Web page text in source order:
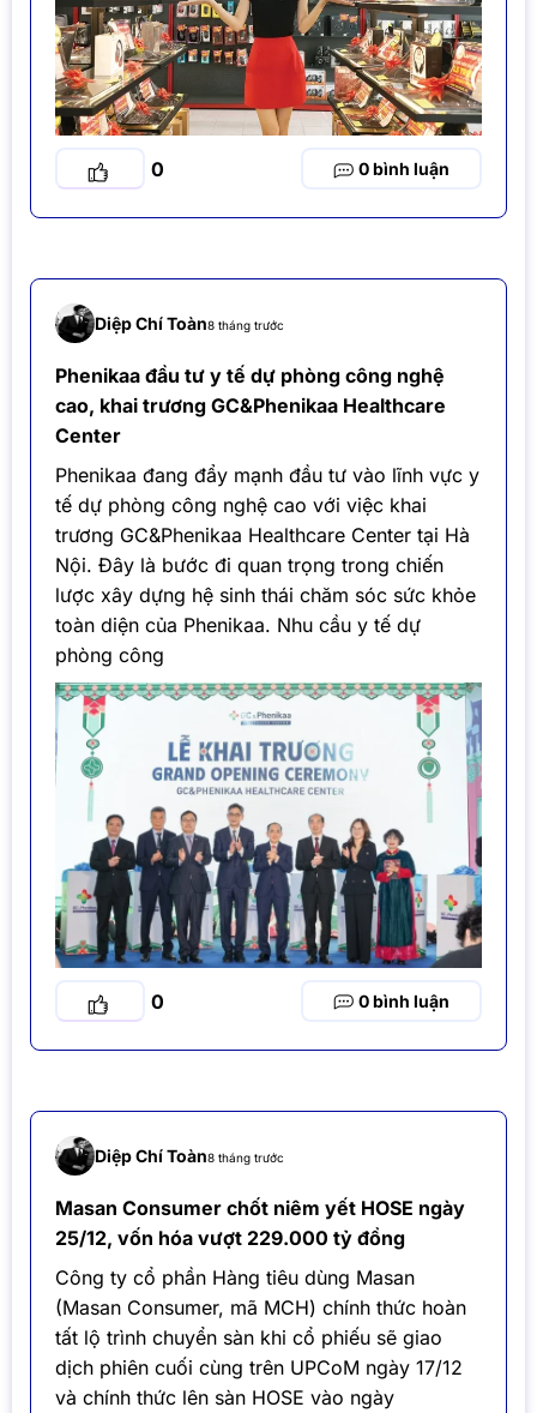
0 0
Diệp Chí Toàn8 tháng trước
Phenikaa đầu tư y tế dự phòng công nghệ
cao, khai trương GC&Phenikaa Healthcare
Center
Phenikaa đang đẩy mạnh đầu tư vào lĩnh vực y
tế dự phòng công nghệ cao với việc khai
trương GC&Phenikaa Healthcare Center tại Hà
Nội. Đây là bước đi quan trọng trong chiến
lược xây dựng hệ sinh thái chăm sóc sức khỏe
toàn diện của Phenikaa. Nhu cầu y tế dự
phòng công
0 0
Diệp Chí Toàn8 tháng trước
Masan Consumer chốt niêm yết HOSE ngày
25/12, vốn hóa vượt 229.000 tỷ đồng
Công ty cổ phần Hàng tiêu dùng Masan
(Masan Consumer, mã MCH) chính thức hoàn
tất lộ trình chuyển sàn khi cổ phiếu sẽ giao
dịch phiên cuối cùng trên UPCoM ngày 17/12
và chính thức lên sàn HOSE vào ngày